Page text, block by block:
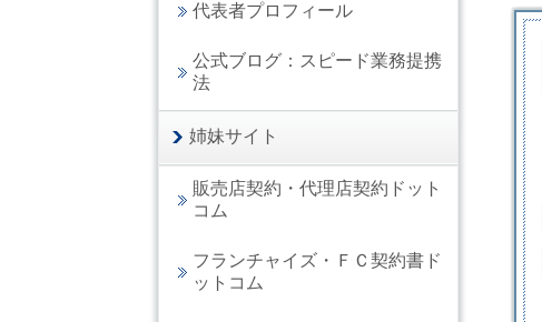
代表者プロフィール
公式ブログ：スピード業務提携
法
姉妹サイト
販売店契約・代理店契約ドット
コム
フランチャイズ・ＦＣ契約書ド
ットコム